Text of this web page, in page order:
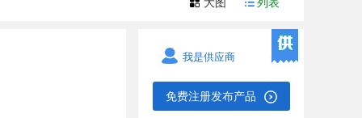
我是供应商
免费注册发布产品